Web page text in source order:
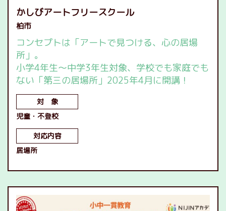
かしびアートフリースクール
柏市
コンセプトは「アートで見つける、心の居場
所」。
小学4年生～中学3年生対象、学校でも家庭でも
ない「第三の居場所」2025年4月に開講！
対 象
児童
不登校
対応内容
居場所